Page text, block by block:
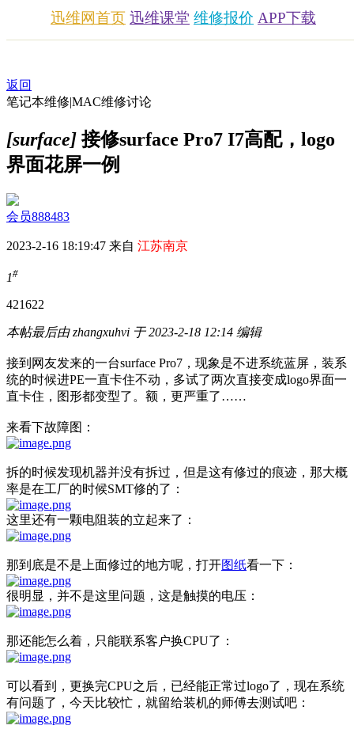
迅维网首页 迅维课堂 维修报价 APP下载
返回
笔记本维修|MAC维修讨论
[surface]接修surface Pro7 I7高配，logo
界面花屏一例
会员888483
2023-2-16 18:19:47 来自 江苏南京
1#
421622
本帖最后由 zhangxuhvi 于 2023-2-18 12:14 编辑
接到网友发来的一台surface Pro7，现象是不进系统蓝屏，装系
统的时候进PE一直卡住不动，多试了两次直接变成logo界面一
直卡住，图形都变型了。额，更严重了……
来看下故障图：
拆的时候发现机器并没有拆过，但是这有修过的痕迹，那大概
率是在工厂的时候SMT修的了：
这里还有一颗电阻装的立起来了：
那到底是不是上面修过的地方呢，打开图纸看一下：
很明显，并不是这里问题，这是触摸的电压：
那还能怎么着，只能联系客户换CPU了：
可以看到，更换完CPU之后，已经能正常过logo了，现在系统
有问题了，今天比较忙，就留给装机的师傅去测试吧：